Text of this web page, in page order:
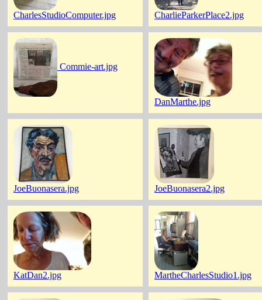
CharlesStudioComputer.jpg CharlieParkerPlace2.jpg
Commie-art.jpg
DanMarthe.jpg
JoeBuonasera.jpg JoeBuonasera2.jpg
KatDan2.jpg MartheCharlesStudio1.jpg